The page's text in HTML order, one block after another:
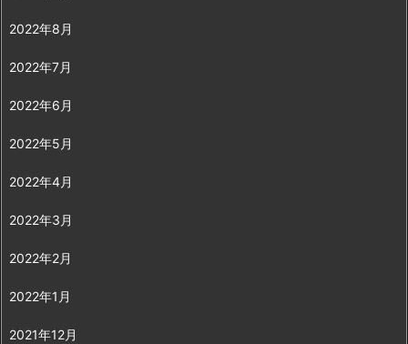
2022年8月
2022年7月
2022年6月
2022年5月
2022年4月
2022年3月
2022年2月
2022年1月
2021年12月